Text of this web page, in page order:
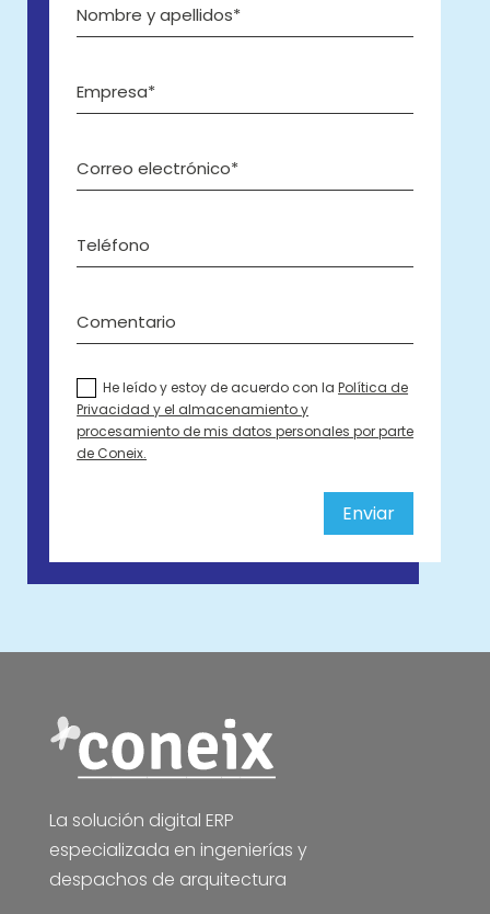
He leído y estoy de acuerdo con laPolítica de
Privacidad y el almacenamiento y
procesamiento de mis datos personales por parte
de Coneix.
Enviar
La solución digital ERP
especializada en ingenierías y
despachos de arquitectura